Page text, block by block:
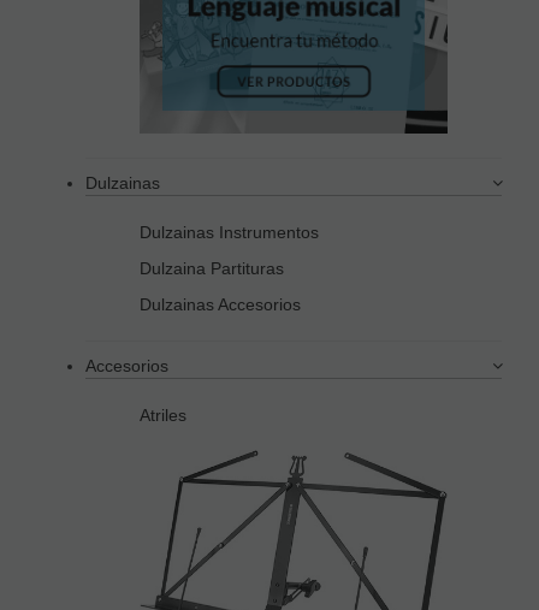
Dulzainas
Dulzainas Instrumentos
Dulzaina Partituras
Dulzainas Accesorios
Accesorios
Atriles